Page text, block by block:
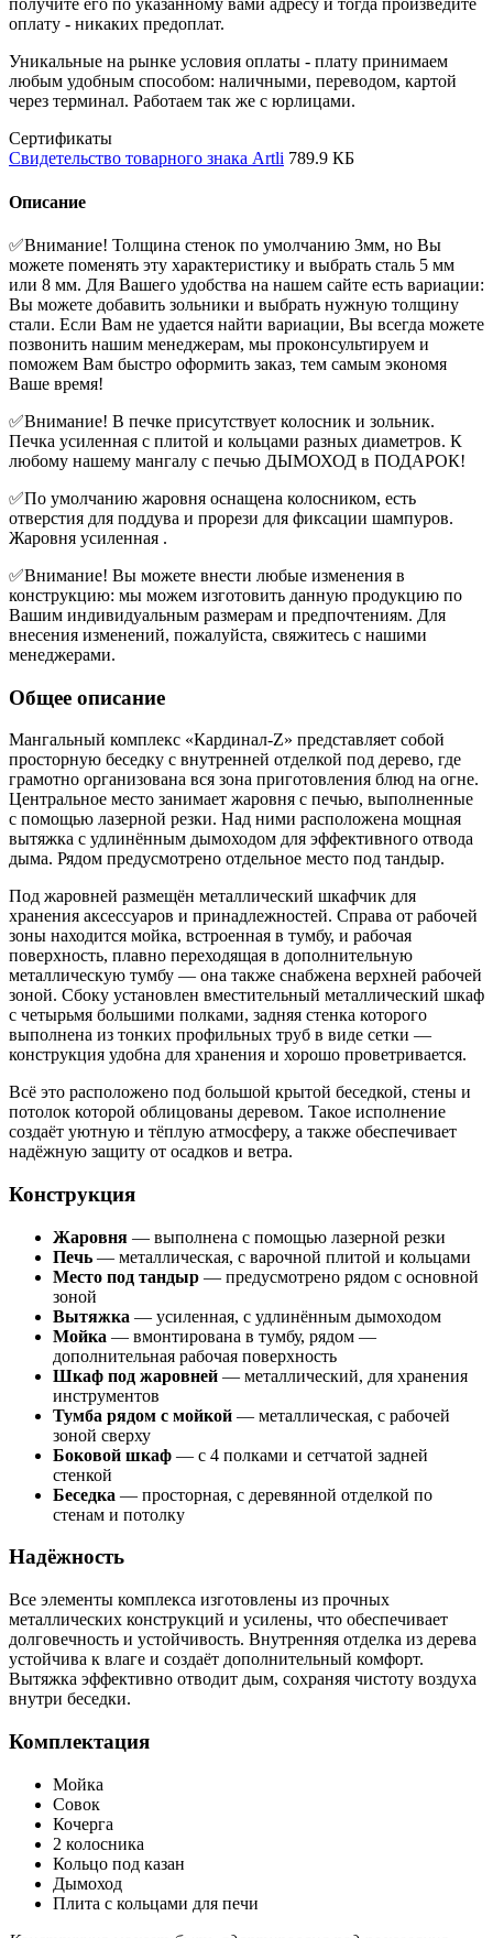
получите его по указанному вами адресу и тогда произведите
оплату - никаких предоплат.
Уникальные на рынке условия оплаты - плату принимаем
любым удобным способом: наличными, переводом, картой
через терминал. Работаем так же с юрлицами.
Сертификаты
Свидетельство товарного знака Artli 789.9 КБ
Описание
✅Внимание! Толщина стенок по умолчанию 3мм, но Вы
можете поменять эту характеристику и выбрать сталь 5 мм
или 8 мм. Для Вашего удобства на нашем сайте есть вариации:
Вы можете добавить зольники и выбрать нужную толщину
стали. Если Вам не удается найти вариации, Вы всегда можете
позвонить нашим менеджерам, мы проконсультируем и
поможем Вам быстро оформить заказ, тем самым экономя
Ваше время!
✅Внимание! В печке присутствует колосник и зольник.
Печка усиленная с плитой и кольцами разных диаметров. К
любому нашему мангалу с печью ДЫМОХОД в ПОДАРОК!
✅По умолчанию жаровня оснащена колосником, есть
отверстия для поддува и прорези для фиксации шампуров.
Жаровня усиленная .
✅Внимание! Вы можете внести любые изменения в
конструкцию: мы можем изготовить данную продукцию по
Вашим индивидуальным размерам и предпочтениям. Для
внесения изменений, пожалуйста, свяжитесь с нашими
менеджерами.
Общее описание
Мангальный комплекс «Кардинал-Z» представляет собой
просторную беседку с внутренней отделкой под дерево, где
грамотно организована вся зона приготовления блюд на огне.
Центральное место занимает жаровня с печью, выполненные
с помощью лазерной резки. Над ними расположена мощная
вытяжка с удлинённым дымоходом для эффективного отвода
дыма. Рядом предусмотрено отдельное место под тандыр.
Под жаровней размещён металлический шкафчик для
хранения аксессуаров и принадлежностей. Справа от рабочей
зоны находится мойка, встроенная в тумбу, и рабочая
поверхность, плавно переходящая в дополнительную
металлическую тумбу — она также снабжена верхней рабочей
зоной. Сбоку установлен вместительный металлический шкаф
с четырьмя большими полками, задняя стенка которого
выполнена из тонких профильных труб в виде сетки —
конструкция удобна для хранения и хорошо проветривается.
Всё это расположено под большой крытой беседкой, стены и
потолок которой облицованы деревом. Такое исполнение
создаёт уютную и тёплую атмосферу, а также обеспечивает
надёжную защиту от осадков и ветра.
Конструкция
Жаровня — выполнена с помощью лазерной резки
Печь — металлическая, с варочной плитой и кольцами
Место под тандыр — предусмотрено рядом с основной
зоной
Вытяжка — усиленная, с удлинённым дымоходом
Мойка — вмонтирована в тумбу, рядом —
дополнительная рабочая поверхность
Шкаф под жаровней — металлический, для хранения
инструментов
Тумба рядом с мойкой — металлическая, с рабочей
зоной сверху
Боковой шкаф — с 4 полками и сетчатой задней
стенкой
Беседка — просторная, с деревянной отделкой по
стенам и потолку
Надёжность
Все элементы комплекса изготовлены из прочных
металлических конструкций и усилены, что обеспечивает
долговечность и устойчивость. Внутренняя отделка из дерева
устойчива к влаге и создаёт дополнительный комфорт.
Вытяжка эффективно отводит дым, сохраняя чистоту воздуха
внутри беседки.
Комплектация
Мойка
Совок
Кочерга
2 колосника
Кольцо под казан
Дымоход
Плита с кольцами для печи